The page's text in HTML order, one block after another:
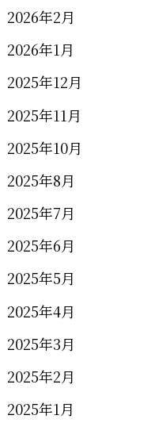
2026年2月
2026年1月
2025年12月
2025年11月
2025年10月
2025年8月
2025年7月
2025年6月
2025年5月
2025年4月
2025年3月
2025年2月
2025年1月